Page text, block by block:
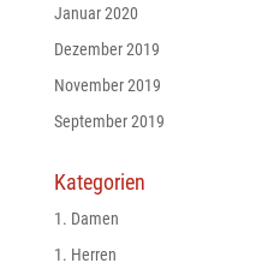
Januar 2020
Dezember 2019
November 2019
September 2019
Kategorien
1. Damen
1. Herren